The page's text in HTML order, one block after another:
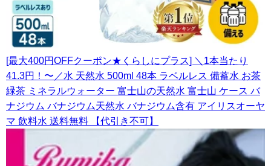
[最大400円OFFクーポン★くらしにプラス] ＼1本当たり
41.3円！〜／水 天然水 500ml 48本 ラベルレス 備蓄水 お茶
緑茶 ミネラルウォーター 富士山の天然水 富士山 ケース バ
ナジウム バナジウム天然水 バナジウム含有 アイリスオーヤ
マ 飲料水 送料無料 【代引き不可】